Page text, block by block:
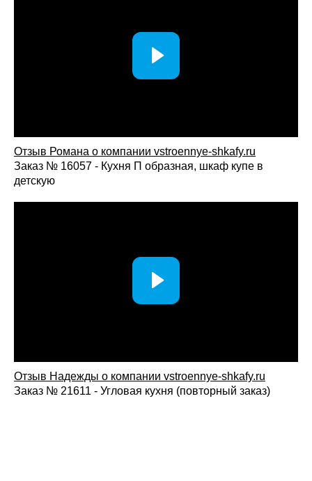
Отзыв Романа о компании vstroennye-shkafy.ru
Заказ № 16057 - Кухня П образная, шкаф купе в
детскую
Отзыв Надежды о компании vstroennye-shkafy.ru
Заказ № 21611 - Угловая кухня (повторный заказ)